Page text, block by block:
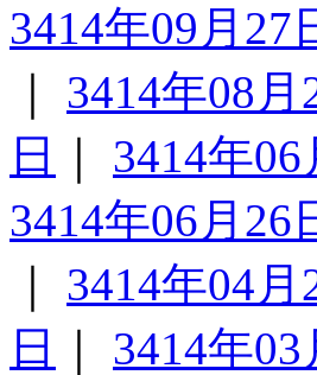
3414年09月27
3414年08月
日
3414年06
3414年06月26
3414年04月
日
3414年03